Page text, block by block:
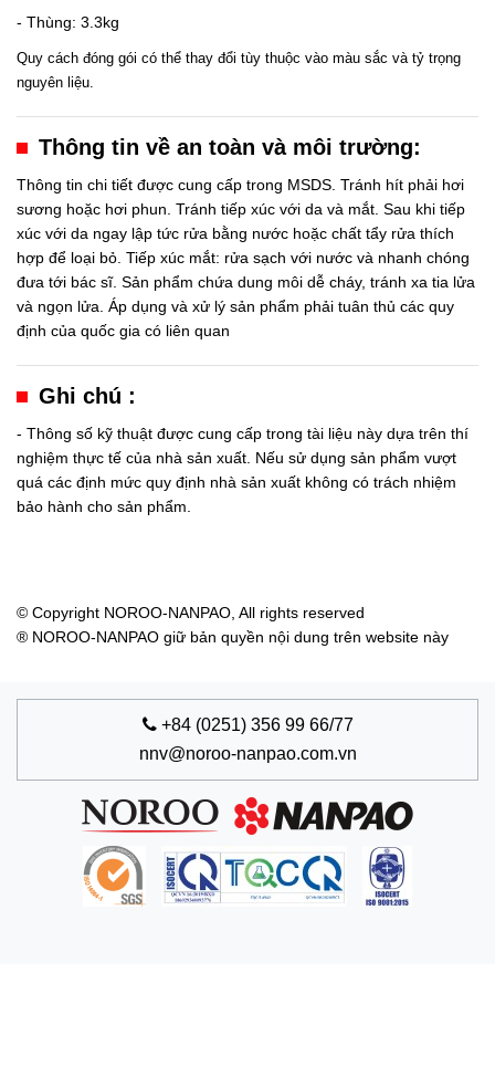
- Thùng: 3.3kg
Quy cách đóng gói có thể thay đổi tùy thuộc vào màu sắc và tỷ trọng
nguyên liệu.
Thông tin về an toàn và môi trường:
Thông tin chi tiết được cung cấp trong MSDS. Tránh hít phải hơi
sương hoặc hơi phun. Tránh tiếp xúc với da và mắt. Sau khi tiếp
xúc với da ngay lập tức rửa bằng nước hoặc chất tẩy rửa thích
hợp để loại bỏ. Tiếp xúc mắt: rửa sạch với nước và nhanh chóng
đưa tới bác sĩ. Sản phẩm chứa dung môi dễ cháy, tránh xa tia lửa
và ngọn lửa. Áp dụng và xử lý sản phẩm phải tuân thủ các quy
định của quốc gia có liên quan
Ghi chú :
- Thông số kỹ thuật được cung cấp trong tài liệu này dựa trên thí
nghiệm thực tế của nhà sản xuất. Nếu sử dụng sản phẩm vượt
quá các định mức quy định nhà sản xuất không có trách nhiệm
bảo hành cho sản phẩm.
© Copyright NOROO-NANPAO, All rights reserved
® NOROO-NANPAO giữ bản quyền nội dung trên website này
+84 (0251) 356 99 66/77
nnv@noroo-nanpao.com.vn